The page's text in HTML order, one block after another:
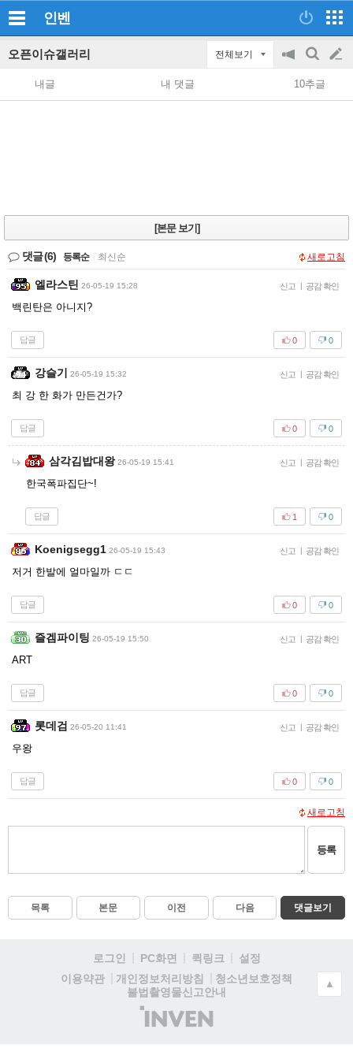
인벤
오픈이슈갤러리 전체보기
공
지
on/off
검
색
글
쓰
내글 내 댓글 10추글
[본문 보기]
댓글(6) 등록순 최신순 새로고침
엘라스틴 26-05-19 15:28 신고 | 공감 확인
백린탄은 아니지?
답글 0
0
강슬기 26-05-19 15:32 신고 | 공감 확인
최 강 한 화가 만든건가?
답글 0
0
삼각김밥대왕 26-05-19 15:41 신고 | 공감 확인
한국폭파집단~!
답글 0
1
Koenigsegg1 26-05-19 15:43 신고 | 공감 확인
저거 한발에 얼마일까 ㄷㄷ
답글 0
0
즐겜파이팅 26-05-19 15:50 신고 | 공감 확인
ART
답글 0
0
롯데검 26-05-20 11:41 신고 | 공감 확인
우왕
답글 0
0
새로고침
등록
목록 본문 이전 다음 댓글보기
로그인 PC화면 퀵링크
설정
이용약관
개인정보처리방침
청소년보호정책
불법촬영물신고안내
(주)
인
▲